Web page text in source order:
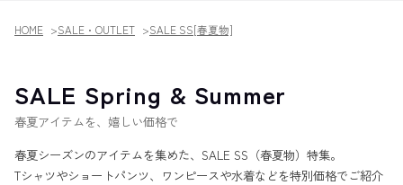
HOME SALE・OUTLET SALE SS[春夏物]
SALE Spring & Summer
春夏アイテムを、嬉しい価格で
春夏シーズンのアイテムを集めた、SALE SS（春夏物）特集。
Tシャツやショートパンツ、ワンピースや水着などを特別価格でご紹介